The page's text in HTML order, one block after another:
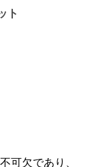
ト
可欠であり、